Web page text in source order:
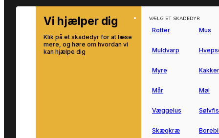
Vi hjælper dig
Klik på et skadedyr for at læse
mere, og høre om hvordan vi
kan hjælpe dig
VÆLG ET SKADEDYR
Rotter Mus
Muldvarp
Myre
Mår Møl
Væggelus
Skægkræ